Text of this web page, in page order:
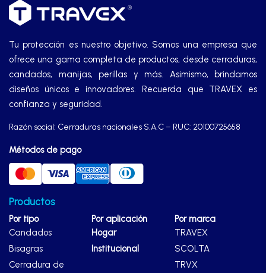
Tu protección es nuestro objetivo. Somos una empresa que
ofrece una gama completa de productos, desde cerraduras,
candados, manijas, perillas y más. Asimismo, brindamos
diseños únicos e innovadores. Recuerda que TRAVEX es
confianza y seguridad.
Razón social: Cerraduras nacionales S.A.C – RUC: 20100725658
Métodos de pago
Productos
Por tipo
Candados
Bisagras
Cerradura de
Por aplicación
Hogar
Institucional
Por marca
TRAVEX
SCOLTA
TRVX